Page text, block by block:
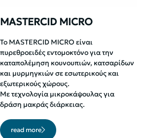
MASTERCID MICRO
Το MASTERCID MICRO είναι
πυρεθροειδές εντομοκτόνο για την
καταπολέμηση κουνουπιών, κατσαρίδων
και μυρμηγκιών σε εσωτερικούς και
εξωτερικούς χώρους.
Με τεχνολογία μικροκάψουλας για
δράση μακράς διάρκειας.
read more